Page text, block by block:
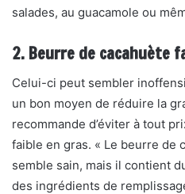
salades, au guacamole ou
2. Beurre de cacahuète
Celui-ci peut sembler
un bon moyen de réduire la
recommande d’éviter à tout
faible en gras. « Le beurre de
semble sain, mais il contient
des ingrédients de